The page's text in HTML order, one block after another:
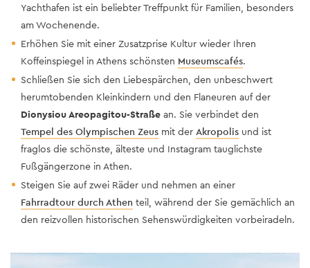
Yachthafen ist ein beliebter Treffpunkt für Familien, besonders
am Wochenende.
Erhöhen Sie mit einer Zusatzprise Kultur wieder Ihren
Koffeinspiegel in Athens schönsten Museumscafés.
Schließen Sie sich den Liebespärchen, den unbeschwert
herumtobenden Kleinkindern und den Flaneuren auf der
Dionysiou Areopagitou-Straße an. Sie verbindet den
Tempel des Olympischen Zeus mit der Akropolis und ist
fraglos die schönste, älteste und Instagram tauglichste
Fußgängerzone in Athen.
Steigen Sie auf zwei Räder und nehmen an einer
Fahrradtour durch Athen teil, während der Sie gemächlich an
den reizvollen historischen Sehenswürdigkeiten vorbeiradeln.